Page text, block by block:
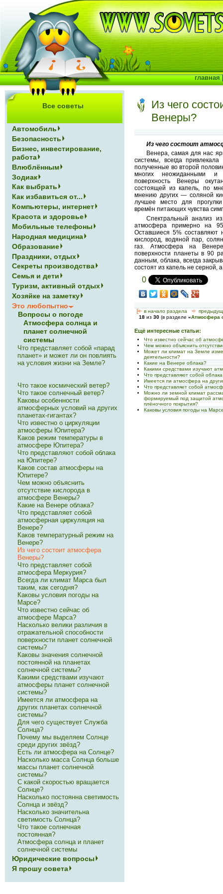
Из чего
Венеры?
Из чего состоит
Венера, самая для нас
системы, всегда
полученные во второй
многих неожиданными
поверхность Венеры
состоящей из капель, по
мнению других — соляной
лучшее место для
времён питающих чувства
Спектральный анализ
атмосфера примерно на
Оставшиеся 5% составляют
кислород, водяной пар,
газ. Атмосфера на
поверхности планеты в 90
данным, облака, всегда
состоят из капель не серной,
0
[<— в начало раздела <-
18из 30(в разделе «Атмосфера
Ещё интересные статьи:
Что известно сейчас об
Чем можно объяснить
Может ли климат на Земле
деятельности?
Какие на Венере облака?
Какими средствами изучают
Что представляют собой
Имеется ли атмосфера на
Что представляет собой
Можно ли земной климат
формируемый под защитой
плёночного покрытия?
Каковы условия погоды на
Все советы
Автомобиль
Безопасность
Бизнес, инвестирование,
работа
Влюблённым
Зодиак
Как выбрать
Как избавиться от...
Компьютеры, интернет
Красота и здоровье
Мобильные телефоны
Народная медицина
Образование
Праздники, отдых
Секреты производства
Семья и дети
Туризм, активный отдых
Хозяйке на заметку
Это любопытно
Вопросы о погоде
Атмосфера солнца и
планет солнечной
системы
Что представляет собой «парад
планет» и может ли он повлиять
на условия жизни на Земле?
Что такое космический ветер?
Что такое солнечный ветер?
Каковы особенности
атмосферных условий на других
планетах-гигантах?
Что известно о циркуляции
атмосферы Юпитера?
Каков режим температуры в
атмосфере Юпитера?
Что представляют собой облака
на Юпитере?
Каков состав атмосферы на
Юпитере?
Чем можно объяснить
отсутствие кислорода в
атмосфере Венеры?
Какие на Венере облака?
Что представляет собой
атмосферная циркуляция на
Венере?
Каков температурный режим на
Венере?
Из чего состоит атмосфера
Венеры?
Что представляет собой
атмосфера Меркурия?
Всегда ли климат Марса был
таким, как сегодня?
Каковы условия погоды на
Марсе?
Что известно сейчас об
атмосфере Марса?
Насколько велики различия в
отражательной способности
поверхности планет солнечной
системы?
Каковы значения солнечной
постоянной на планетах
солнечной системы?
Какими средствами изучают
атмосферы планет солнечной
системы?
Имеется ли атмосфера на
других планетах солнечной
системы?
Для чего существует Служба
Солнца?
Почему мы выделяем Солнце
среди других звёзд?
Есть ли атмосфера на Солнце?
Насколько масса Солнца больше
массы планет солнечной
системы?
С какой скоростью вращается
Солнце?
Насколько постоянна светимость
Солнца и звёзд?
Насколько значительна
светимость Солнца?
Что такое солнечная
постоянная?
Атмосфера солнца и планет
солнечной системы
Юридические вопросы
Я прошу совета
главная